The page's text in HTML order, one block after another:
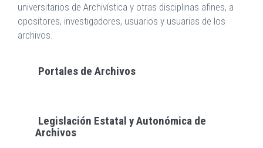
universitarios de Archivística y otras disciplinas afines, a
opositores, investigadores, usuarios y usuarias de los
archivos.
Portales de Archivos
Legislación Estatal y Autonómica de
Archivos